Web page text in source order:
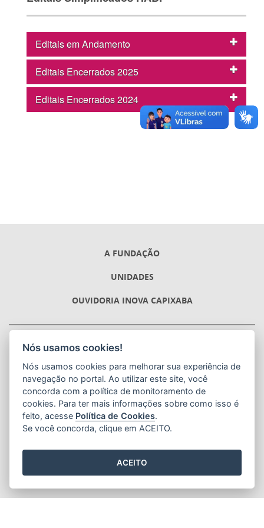
Editais em Andamento
Editais Encerrados 2025
Editais Encerrados 2024
A FUNDAÇÃO
UNIDADES
OUVIDORIA INOVA CAPIXABA
FUNDAÇÃO ESTADUAL DE INOVAÇÃO EM SAÚDE
(INOVA CAPIXABA)
Avenida Hugo Musso, 1100, Edifício Estilo Center, 3ª Andar. -
Praia da Costa
CEP: 29101-284 - Vila Velha / ES
Tel.: (27) 3636-3500
E-mail:inovacapixaba@inovacapixaba.es.gov.br
CNPJ:36.901.264/0001-63
Nós usamos cookies!
Nós usamos cookies para melhorar sua experiência de
navegação no portal. Ao utilizar este site, você
concorda com a política de monitoramento de
cookies. Para ter mais informações sobre como isso é
feito, acesse Política de Cookies.
Se você concorda, clique em ACEITO.
ACEITO